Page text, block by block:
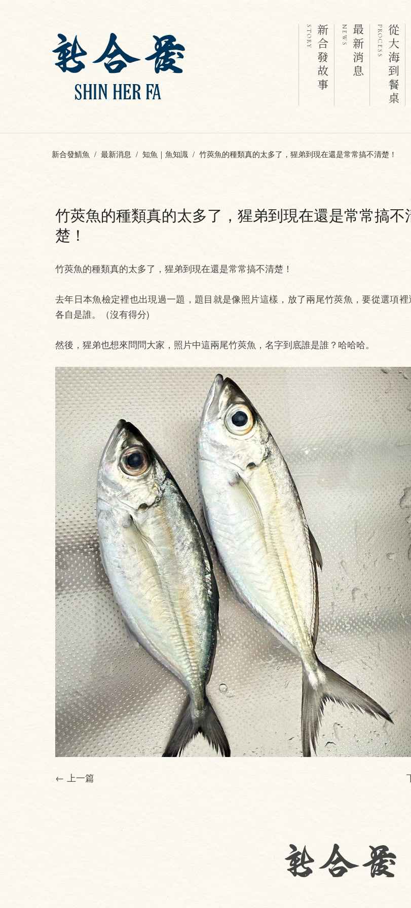
STORY 新合發故事 NEWS 最新消息 PROCESS從大海到餐桌
新合發鯖魚 最新消息 知魚｜魚知識 竹莢魚的種類真的太多了，猩弟到現在還是常常搞不清楚！
竹莢魚的種類真的太多了，猩弟到現在還是常常搞不
楚！
竹莢魚的種類真的太多了，猩弟到現在還是常常搞不清楚！
去年日本魚檢定裡也出現過一題，題目就是像照片這樣，放了兩尾竹莢魚，要從選項裡
各自是誰。（沒有得分)
然後，猩弟也想來問問大家，照片中這兩尾竹莢魚，名字到底誰是誰？哈哈哈。
← 上一篇